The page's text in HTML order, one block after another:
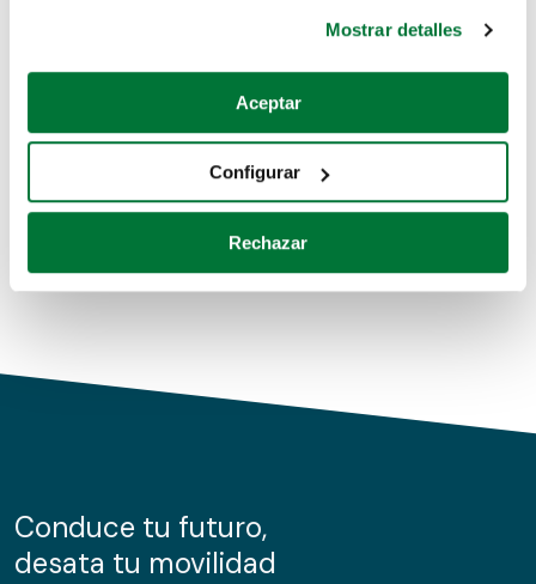
Si lo permite, también quisiéramos:
Recopilar información sobre su ubicación geográfica
Identificar su dispositivo analizándolo activamente
para buscar características específicas (huellas
Obtenga más información sobre cómo se procesan sus
de cookies.
información sobre el uso que haga del sitio web con
nuestros partners de redes sociales, publicidad y análisis
Mostrar detalles
Aceptar
Configurar
Rechazar
Coches de segunda mano
Coches de km0
Conduce tu futuro,
desata tu movilidad